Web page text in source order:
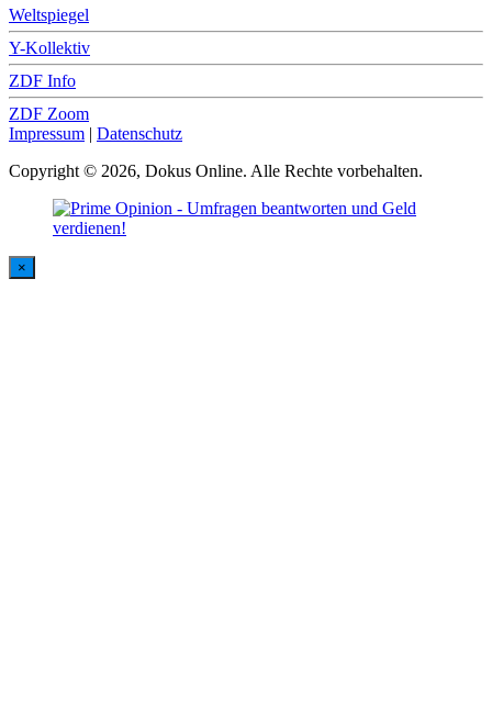
Weltspiegel
Y-Kollektiv
ZDF Info
ZDF Zoom
Impressum | Datenschutz
Copyright © 2026, Dokus Online. Alle Rechte vorbehalten.
×